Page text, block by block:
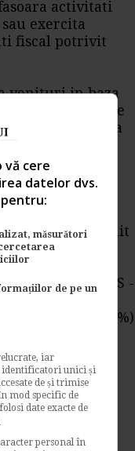
activitati
exercita
fiscal potrivit
venituri in baza
ca sunt obtinute
datoreaza
venituri din
singurul venit
si retin:
sociale (CAS -
brut
(20%, 25%)
echivalentul a
sociale de
asupra
cheltuiala
vă cere
datelor dvs.
măsurători
de pe un
iar
identificatori unici și
de și trimise
mod specific de
date exacte de
personal în